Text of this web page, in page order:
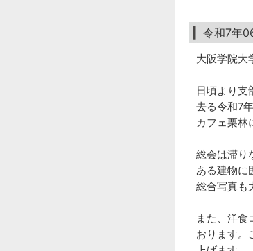
令和7年
大阪学院大
日頃より支
去る令和7
カフェ栗林
総会は滞り
ある建物に
総合写真も
また、洋食
おります。